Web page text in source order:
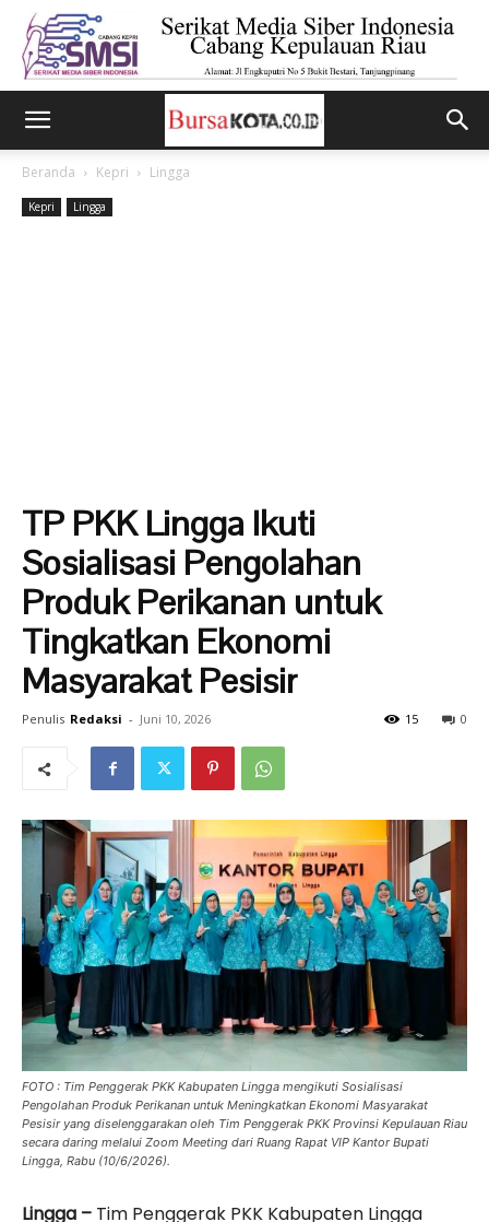
Beranda Kepri Lingga
Kepri Lingga
TP PKK Lingga Ikuti
Sosialisasi Pengolahan
Produk Perikanan untuk
Tingkatkan Ekonomi
Masyarakat Pesisir
Penulis Redaksi - Juni 10, 2026 0
15
FOTO : Tim Penggerak PKK Kabupaten Lingga mengikuti Sosialisasi
Pengolahan Produk Perikanan untuk Meningkatkan Ekonomi Masyarakat
Pesisir yang diselenggarakan oleh Tim Penggerak PKK Provinsi Kepulauan Riau
secara daring melalui Zoom Meeting dari Ruang Rapat VIP Kantor Bupati
Lingga, Rabu (10/6/2026).
Lingga – Tim Penggerak PKK Kabupaten Lingga